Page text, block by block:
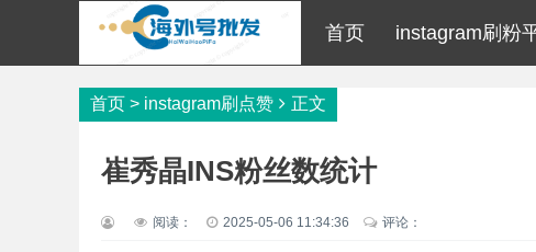
首页 instagram刷粉
首页 > instagram刷点赞 正文
崔秀晶INS粉丝数统计
阅读： 2025-05-06 11:34:36 评论：